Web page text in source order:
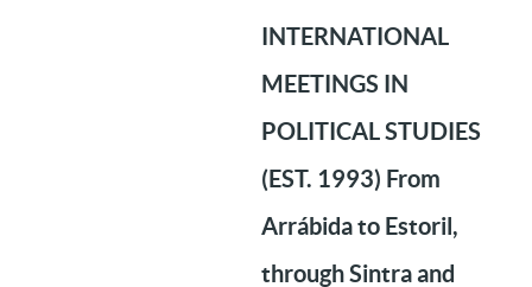
INTERNATIONAL
MEETINGS IN
POLITICAL STUDIES
(EST. 1993) From
Arrábida to Estoril,
through Sintra and